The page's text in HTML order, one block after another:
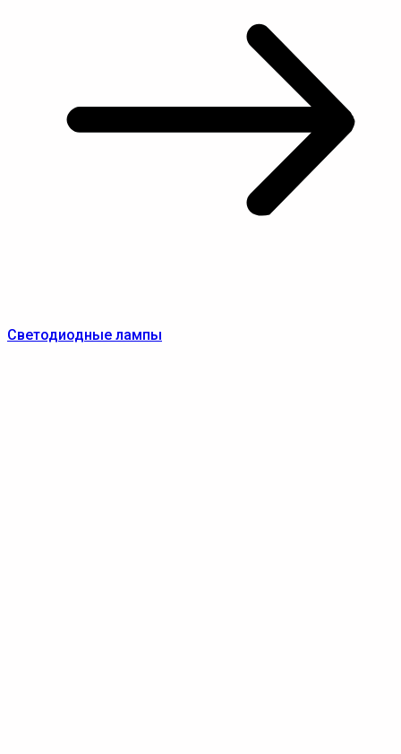
Светодиодные лампы